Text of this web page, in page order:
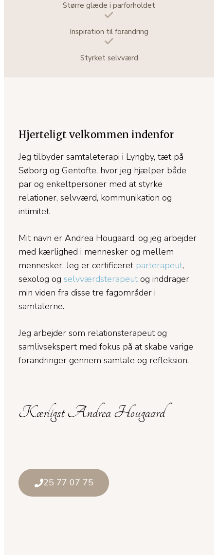
Større glæde i parforholdet
Inspiration til forandring
Styrket selvværd
Hjerteligt velkommen indenfor
Jeg tilbyder samtaleterapi i Lyngby, tæt på
Søborg og Gentofte, hvor jeg hjælper både
par og enkeltpersoner med at styrke
relationer, selvværd, kommunikation og
intimitet.
Mit navn er Andrea Hougaard, og jeg arbejder
med kærlighed i mennesker og mellem
mennesker. Jeg er certificeret parterapeut,
sexolog og selvværdsterapeut og inddrager
min viden fra disse tre fagområder i
samtalerne.
Jeg arbejder som relationsterapeut og
samlivsekspert med fokus på at skabe varige
forandringer gennem samtale og refleksion.
Kærligst Andrea Hougaard
25 77 07 75